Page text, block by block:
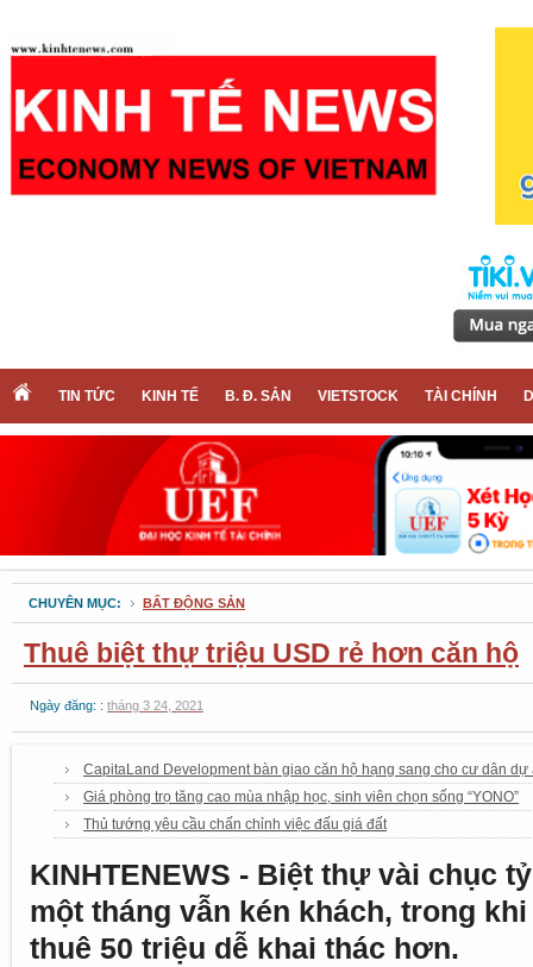
TIN TỨC KINH TẾ B. Đ. SẢN VIETSTOCK TÀI CHÍNH
CHUYÊN MỤC: BẤT ĐỘNG SẢN
Thuê biệt thự triệu USD rẻ hơn căn hộ
Ngày đăng: : tháng 3 24, 2021
CapitaLand Development bàn giao căn hộ hạng sang cho cư dân dự
Giá phòng trọ tăng cao mùa nhập học, sinh viên chọn sống “YONO”
Thủ tướng yêu cầu chấn chỉnh việc đấu giá đất
KINHTENEWS - Biệt thự vài chục
một tháng vẫn kén khách, trong
thuê 50 triệu dễ khai thác hơn.